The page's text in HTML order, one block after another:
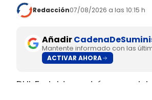
Redacción07/08/2026 a las 10:15 h
Añadir
Mantente informado con las
ACTIVAR AHORA
DHL Freight pondrá en